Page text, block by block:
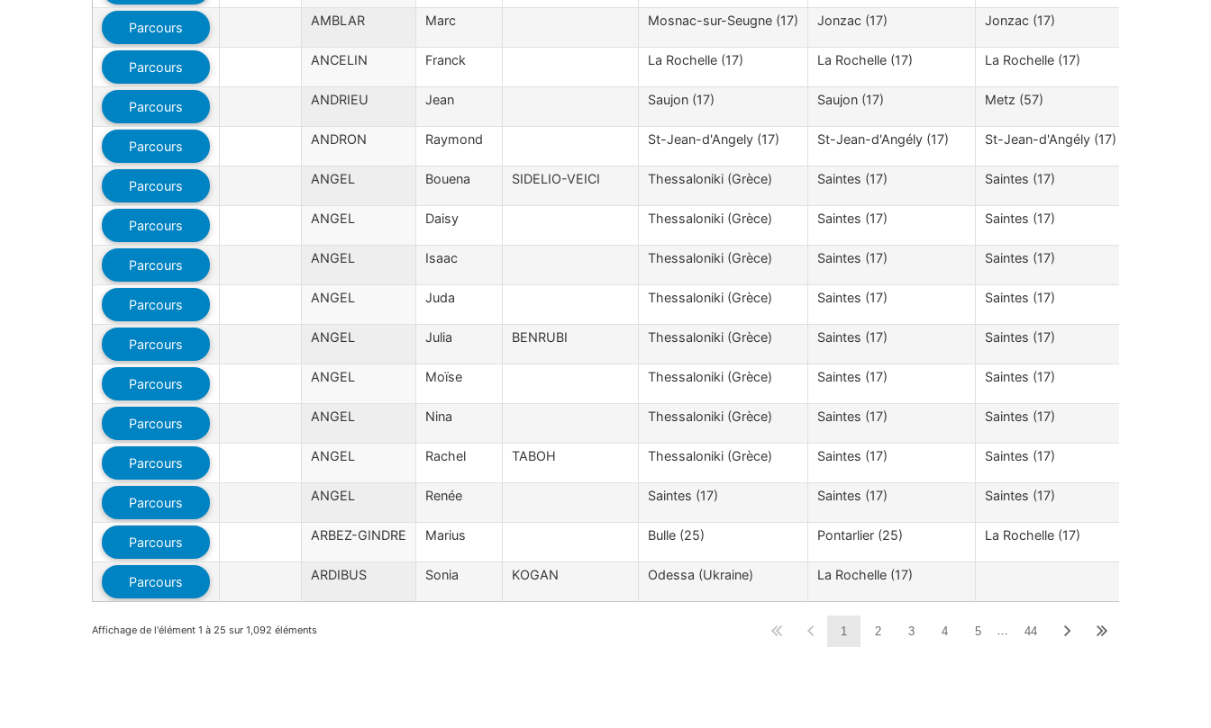
Parcours AMBLAR Marc Mosnac-sur-Seugne (17) Jonzac (17) Jonzac (17)
Parcours ANCELIN Franck La Rochelle (17) La Rochelle (17) La Rochelle (17)
Parcours ANDRIEU Jean Saujon (17) Saujon (17) Metz (57)
Parcours ANDRON Raymond St-Jean-d'Angely (17) St-Jean-d'Angély (17) St-Jean-d'Angély (17)
Parcours ANGEL Bouena SIDELIO-VEICI Thessaloniki (Grèce) Saintes (17) Saintes (17)
Parcours ANGEL Daisy Thessaloniki (Grèce) Saintes (17) Saintes (17)
Parcours ANGEL Isaac Thessaloniki (Grèce) Saintes (17) Saintes (17)
Parcours ANGEL Juda Thessaloniki (Grèce) Saintes (17) Saintes (17)
Parcours ANGEL Julia BENRUBI Thessaloniki (Grèce) Saintes (17) Saintes (17)
Parcours ANGEL Moïse Thessaloniki (Grèce) Saintes (17) Saintes (17)
Parcours ANGEL Nina Thessaloniki (Grèce) Saintes (17) Saintes (17)
Parcours ANGEL Rachel TABOH Thessaloniki (Grèce) Saintes (17) Saintes (17)
Parcours ANGEL Renée Saintes (17) Saintes (17) Saintes (17)
Parcours ARBEZ-GINDRE Marius Bulle (25) Pontarlier (25) La Rochelle (17)
Parcours ARDIBUS Sonia KOGAN Odessa (Ukraine) La Rochelle (17)
Affichage de l'élément 1 à 25 sur 1,092 éléments 1 2 3 4 5 44